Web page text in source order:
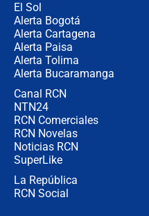
El Sol
Alerta Bogotá
Alerta Cartagena
Alerta Paisa
Alerta Tolima
Alerta Bucaramanga
Canal RCN
NTN24
RCN Comerciales
RCN Novelas
Noticias RCN
SuperLike
La República
RCN Social